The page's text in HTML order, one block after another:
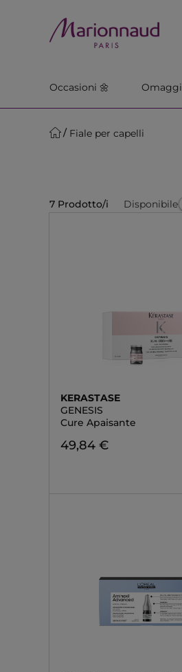
Occasioni 🌼 Omaggi
Fiale per capelli
7 Prodotto/i Disponibile
KERASTASE
GENESIS
Cure Apaisante
49,84 €